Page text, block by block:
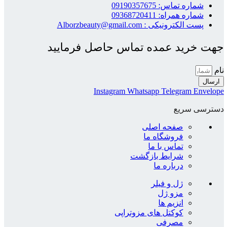
شماره تماس: 09190357675
شماره همراه: 09368720411
پست الکترونیکی : Alborzbeauty@gmail.com
جهت خرید عمده تماس حاصل فرمایید
نام
ارسال
Instagram Whatsapp Telegram Envelope
دسترسی سریع
صفحه اصلی
فروشگاه ما
تماس با ما
شرایط بازگشت
درباره ما
ژل و فیلر
مزو ژل
انزیم ها
کوکتل های مزوتراپی
مصرفی